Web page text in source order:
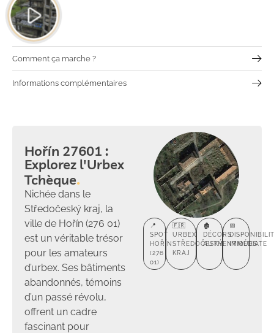
Comment ça marche ?
Informations complémentaires
Hořín 27601 :
Explorez l'Urbex
Tchèque
Nichée dans le
Středočeský kraj, la
ville de Hořín (276 01)
est un véritable trésor
pour les amateurs
d’urbex. Ses bâtiments
abandonnés, témoins
d’un passé révolu,
offrent un cadre
fascinant pour
📍
SPOT
HOŘÍN
(276
01)
🇫🇷
URBEX
STŘEDOČESKÝ
KRAJ
🏚️
DÉCORS
AUTHENTIQUES
📅
IMMÉDIATE